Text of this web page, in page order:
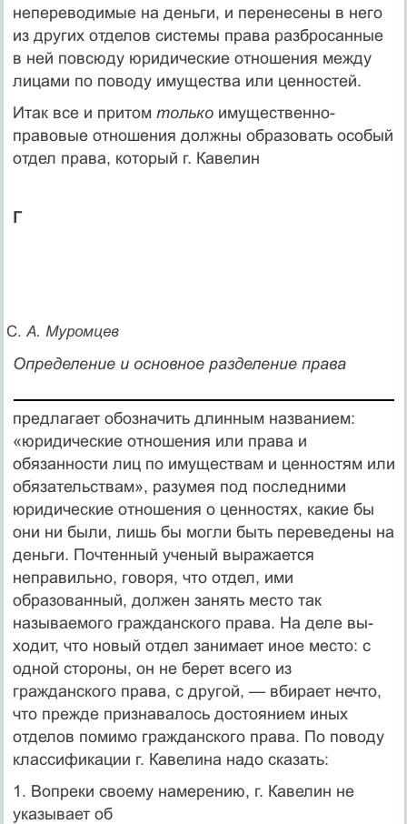
непереводимые на деньги, и перенесены в него
из других отделов системы права разбросанные
в ней повсюду юридические отношения между
лицами по поводу имущества или ценностей.
Итак все и притом только имущественно-
правовые отноше­ния должны образовать особый
отдел права, который г. Кавелин
Г
С. А. Муромцев
Определение и основное разделение права
предлагает обозначить длинным названием:
«юридические от­ношения или права и
обязанности лиц по имуществам и ценно­стям или
обязательствам», разумея под последними
юридиче­ские отношения о ценностях, какие бы
они ни были, лишь бы могли быть переведены на
деньги. Почтенный ученый выража­ется
неправильно, говоря, что отдел, ими
образованный, должен занять место так
называемого гражданского права. На деле вы­
ходит, что новый отдел занимает иное место: с
одной стороны, он не берет всего из
гражданского права, с другой, — вбирает нечто,
что прежде признавалось достоянием иных
отделов поми­мо гражданского права. По поводу
классификации г. Кавелина надо сказать:
1. Вопреки своему намерению, г. Кавелин не
указывает об­